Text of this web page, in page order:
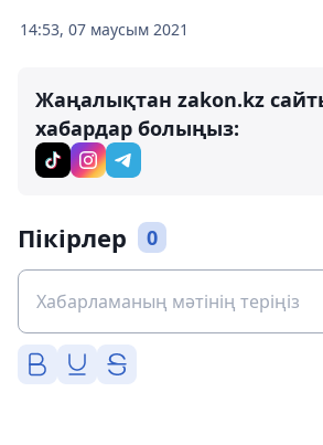
14:53, 07 маусым 2021
Жаңалықтан zakon.kz
хабардар болыңыз:
Пікірлер 0